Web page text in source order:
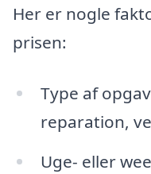
Her er nogle
prisen:
Type af
reparation,
Uge- eller